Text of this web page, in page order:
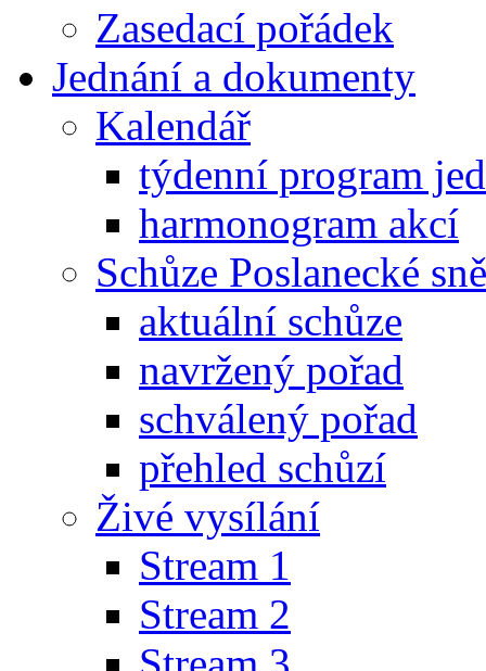
Zasedací pořádek
Jednání a dokumenty
Kalendář
týdenní program
harmonogram akcí
Schůze Poslanecké
aktuální schůze
navržený pořad
schválený pořad
přehled schůzí
Živé vysílání
Stream 1
Stream 2